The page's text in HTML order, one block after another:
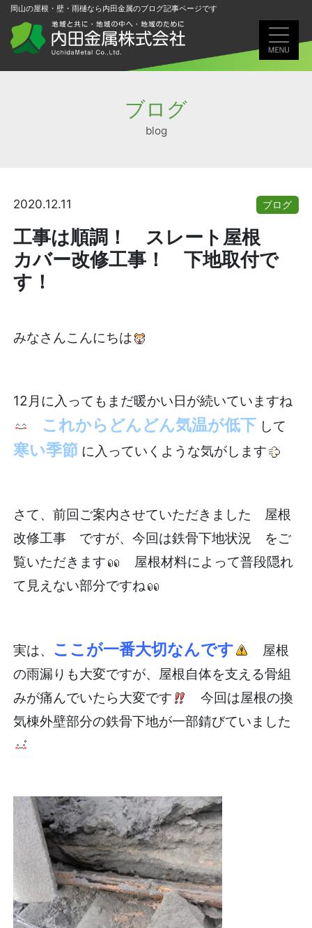
岡山の屋根・壁・雨樋なら内田金属のブログ記事ページです
ブログ
blog
2020.12.11 ブログ
工事は順調！ スレート屋根
カバー改修工事！ 下地取付で
す！
みなさんこんにちは
12月に入ってもまだ暖かい日が続いていますね
これからどんどん気温が低下 して
寒い季節 に入っていくような気がします
さて、前回ご案内させていただきました 屋根
改修工事 ですが、今回は鉄骨下地状況 をご
覧いただきます
屋根材料によって普段隠れ
て見えない部分ですね
実は、 ここが一番大切なんです
屋根
の雨漏りも大変ですが、屋根自体を支える骨組
みが痛んでいたら大変です
今回は屋根の換
気棟外壁部分の鉄骨下地が一部錆びていました